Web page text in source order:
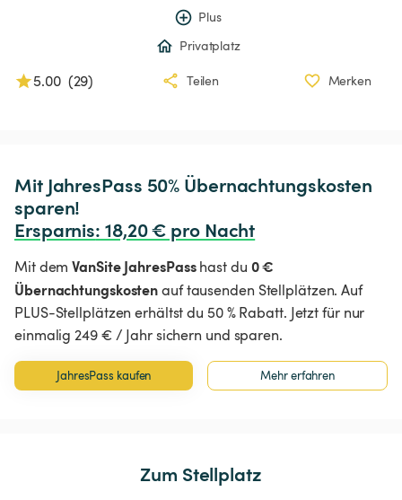
Plus
Privatplatz
5.00 (29) Teilen Merken
Mit JahresPass 50% Übernachtungskosten
Ersparnis: 18,20 € pro Nacht
Mit demVanSite JahresPasshast du 0 €
Übernachtungskostenauf tausenden Stellplätzen. Auf
PLUS-Stellplätzen erhältst du 50 % Rabatt. Jetzt für nur
einmalig 249 € / Jahr sichern und sparen.
JahresPass kaufen Mehr erfahren
Zum Stellplatz